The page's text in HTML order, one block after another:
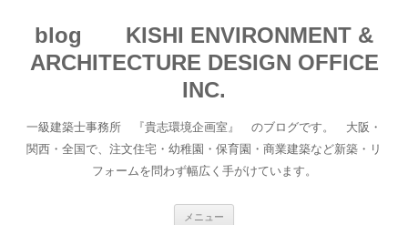
blog KISHI ENVIRONMENT &
ARCHITECTURE DESIGN OFFICE
INC.
一級建築士事務所 『貴志環境企画室』 のブログです。 大阪・
関西・全国で、注文住宅・幼稚園・保育園・商業建築など新築・リ
フォームを問わず幅広く手がけています。
メニュー